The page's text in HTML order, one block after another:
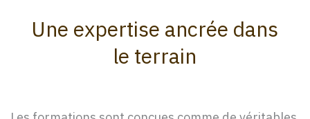
Une expertise ancrée dans
le terrain